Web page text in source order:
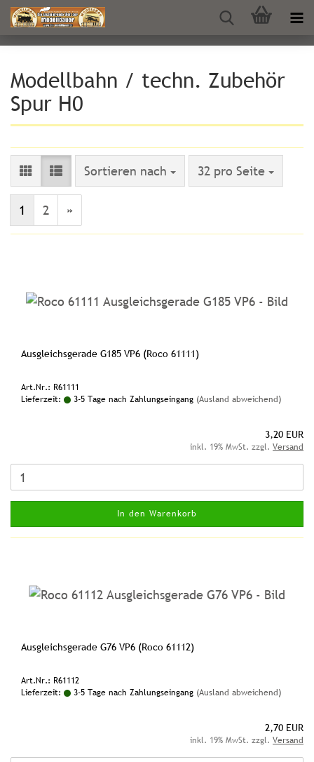
Modellbahn / techn. Zubehör
Spur H0
Sortieren nach
Sortieren nach 32 pro Seite
pro Seite
1 2 »
Ausgleichsgerade G185 VP6 (Roco 61111)
Art.Nr.: R61111
Lieferzeit:
3-5 Tage nach Zahlungseingang (Ausland abweichend)
3,20 EUR
inkl. 19% MwSt. zzgl. Versand
In den Warenkorb
Ausgleichsgerade G76 VP6 (Roco 61112)
Art.Nr.: R61112
Lieferzeit:
3-5 Tage nach Zahlungseingang (Ausland abweichend)
2,70 EUR
inkl. 19% MwSt. zzgl. Versand